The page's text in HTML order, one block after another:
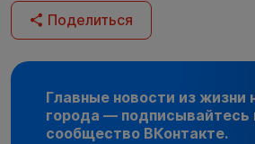
Поделиться
Главные новости из жизни
города — подписывайтесь
сообщество ВКонтакте.